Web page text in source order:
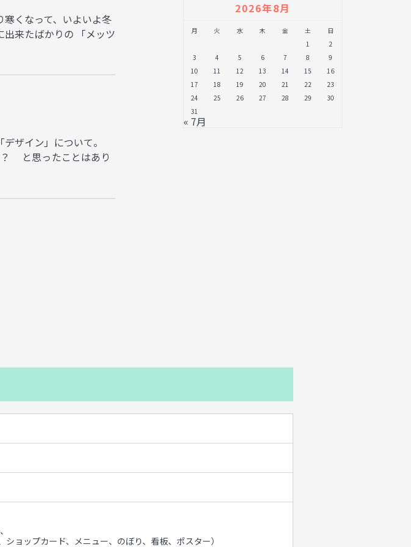
くなって、いよいよ冬
来たばかりの 「メッツ
ザイン」について。
？ と思ったことはあり
2026年8月
月 火 水 木 金 土
日
1
2
3
4 5 6 7 8
9
10
11 12 13 14 15
16
17
18 19 20 21 22
23
24
25 26 27 28 29
30
31
« 7月
ョップカード、メニュー、のぼり、看板、ポスター）